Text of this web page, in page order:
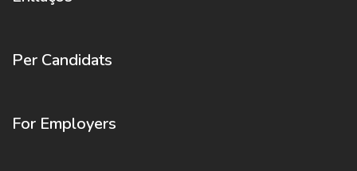
Per Candidats
For Employers